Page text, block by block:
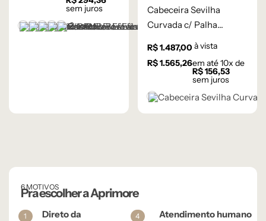
sem juros
Castanho
Champanhe
Cinza Grafite Metalizado
Ébano
Frapê
+2 cores
Cabeceira Sevilha
Curvada c/ Palha
Castanho
R$1.487,00 à vista
R$1.565,26em até10x de
R$156,53
sem juros
Castanho
6 MOTIVOS
Pra escolher a Aprimore
1
Direto da
4 Atendimento humano